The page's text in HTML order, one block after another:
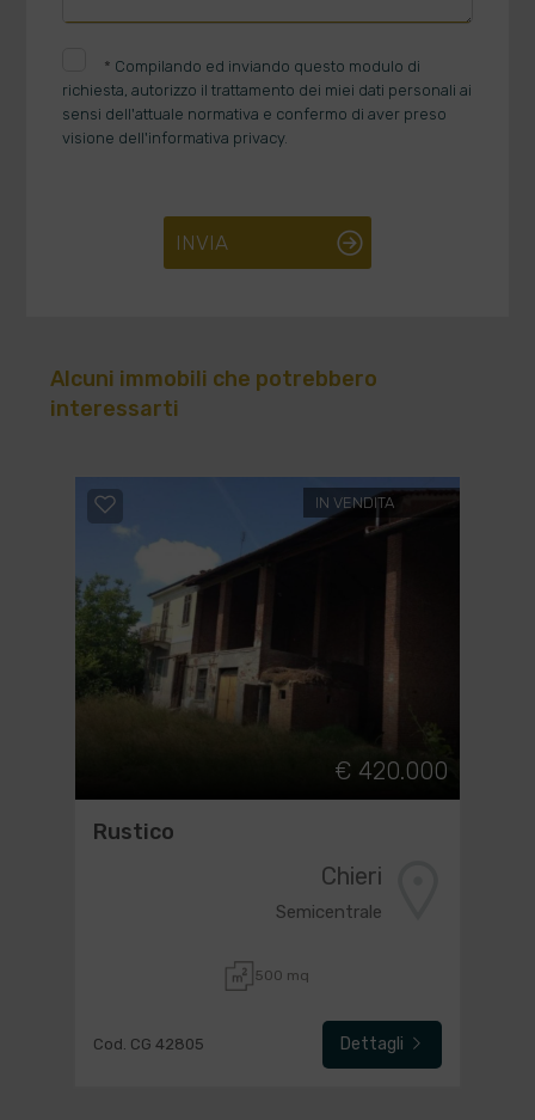
* Compilando ed inviando questo modulo di
richiesta, autorizzo il trattamento dei miei dati personali ai
sensi dell'attuale normativa e confermo di aver preso
visione dell'informativa privacy.
INVIA
Alcuni immobili che potrebbero
interessarti
IN VENDITA
€ 420.000
Rustico
Chieri
Semicentrale
500 mq
Cod. CG 42805 Dettagli